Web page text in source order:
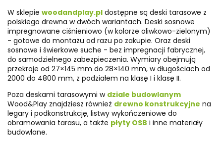
W sklepie woodandplay.pl dostępne są deski tarasowe z
polskiego drewna w dwóch wariantach. Deski sosnowe
impregnowane ciśnieniowo (w kolorze oliwkowo-zielonym)
- gotowe do montażu od razu po zakupie. Oraz deski
sosnowe i świerkowe suche - bez impregnacji fabrycznej,
do samodzielnego zabezpieczenia. Wymiary obejmują
przekroje od 27×145 mm do 28×140 mm, w długościach od
2000 do 4800 mm, z podziałem na klasę I i klasę II.
Poza deskami tarasowymi w dziale budowlanym
Wood&Play znajdziesz również drewno konstrukcyjne na
legary i podkonstrukcję, listwy wykończeniowe do
obramowania tarasu, a także płyty OSB i inne materiały
budowlane.